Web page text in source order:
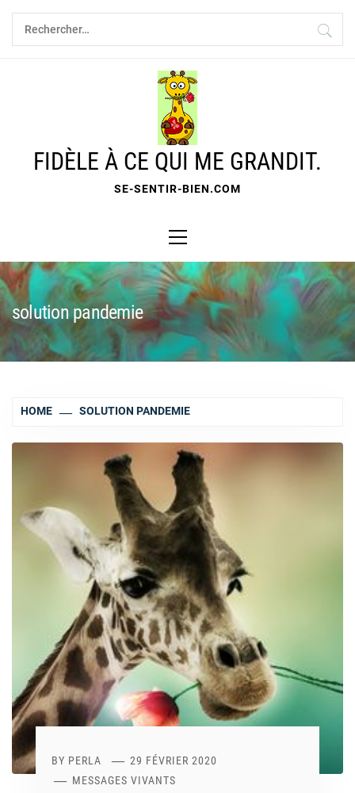
Skip
content
Rechercher :
FIDÈLE À CE QUI ME GRANDIT.
SE-SENTIR-BIEN.COM
Menu
solution pandemie
HOME SOLUTION PANDEMIE
BY PERLA
29 FÉVRIER 2020
MESSAGES VIVANTS